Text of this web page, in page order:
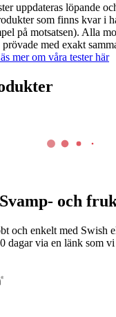
uppdateras löpande
som finns kvar i
på motsatsen). Alla
med exakt
mer om våra tester här
Svamp- och
och enkelt med Swish
dagar via en länk som